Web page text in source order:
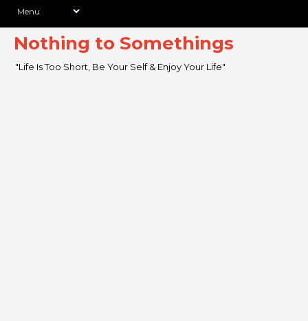
Nothing to Somethings
"Life Is Too Short, Be Your Self & Enjoy Your Life"